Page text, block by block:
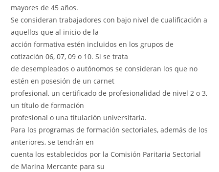
mayores de 45 años.
Se consideran trabajadores con bajo nivel de cualificación a
aquellos que al inicio de la
acción formativa estén incluidos en los grupos de
cotización 06, 07, 09 o 10. Si se trata
de desempleados o autónomos se consideran los que no
estén en posesión de un carnet
profesional, un certificado de profesionalidad de nivel 2 o 3,
un título de formación
profesional o una titulación universitaria.
Para los programas de formación sectoriales, además de los
anteriores, se tendrán en
cuenta los establecidos por la Comisión Paritaria Sectorial
de Marina Mercante para su